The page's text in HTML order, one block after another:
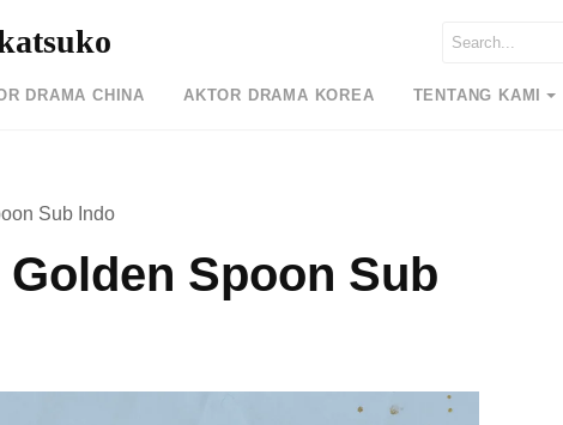
DRAMA CHINA AKTOR DRAMA KOREA TENTANG KAMI
Sub Indo
Spoon Sub